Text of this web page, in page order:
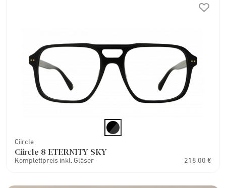
Ciircle
Ciircle 8 ETERNITY SKY
Komplettpreis inkl. Gläser 218,00 €